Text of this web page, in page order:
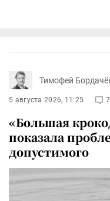
Тимофей
5 августа 2026, 11:25 7
«Большая
показала
допустимого